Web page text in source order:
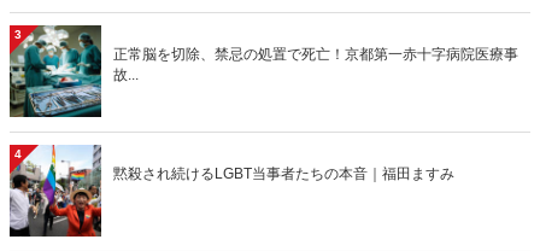
3
正常脳を切除、禁忌の処置で死亡！京都第一赤十字病院医療事
故...
4
黙殺され続けるLGBT当事者たちの本音｜福田ますみ